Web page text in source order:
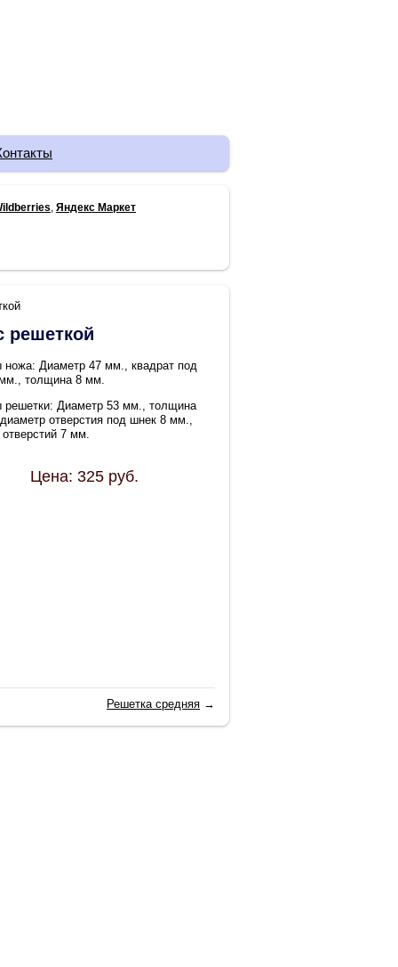
Яндекс Маркет
решеткой
ножа: Диаметр 47 мм., квадрат под
толщина 8 мм.
решетки: Диаметр 53 мм., толщина
отверстия под шнек 8 мм.,
7 мм.
Цена: 325 руб.
Решетка средняя →